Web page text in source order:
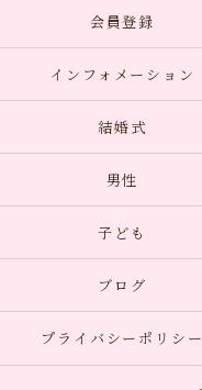
会員登録
インフォメーション
結婚式
男性
子ども
ブログ
プライバシーポリシー